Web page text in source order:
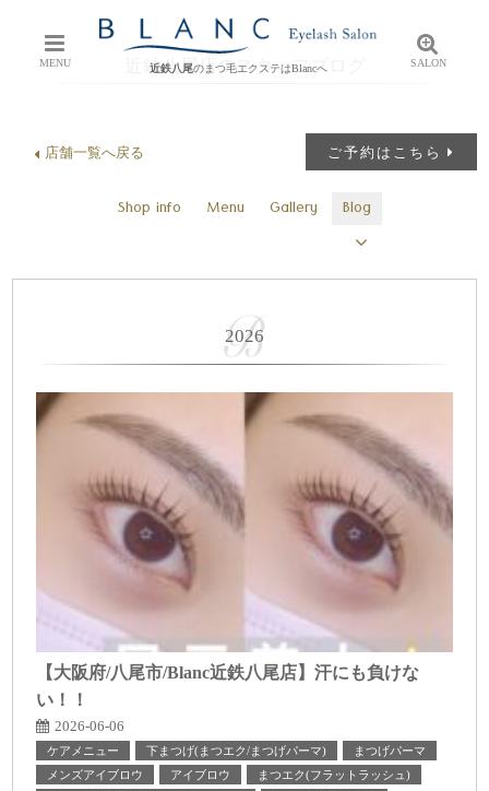
MENU 近鉄八尾のまつ毛エクステはBlancへ SALON
近鉄八尾店のスタッフブログ
ご予約はこちら
店舗一覧へ戻る
Shop info Menu Gallery Blog
2026
【大阪府/八尾市/Blanc近鉄八尾店】汗にも負けな
い！！
2026-06-06
ケアメニュー 下まつげ(まつエク/まつげパーマ)
まつげパーマ
メンズアイブロウ
アイブロウ
まつエク(フラットラッシュ)